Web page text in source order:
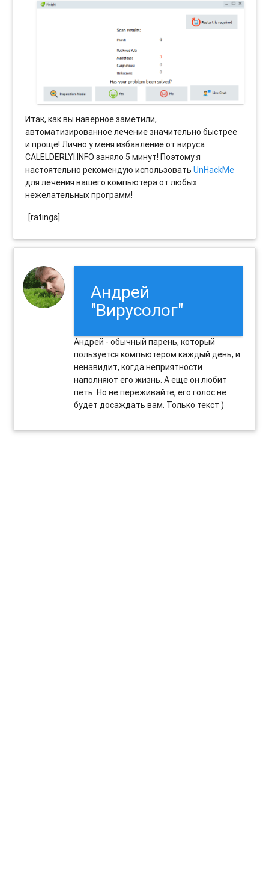
Итак, как вы наверное заметили,
автоматизированное лечение значительно быстрее
и проще! Лично у меня избавление от вируса
CALELDERLYI.INFO заняло 5 минут! Поэтому я
настоятельно рекомендую использоватьUnHackMe
для лечения вашего компьютера от любых
нежелательных программ!
[ratings]
Андрей
"Вирусолог"
Андрей - обычный парень, который
пользуется компьютером каждый день, и
ненавидит, когда неприятности
наполняют его жизнь. А еще он любит
петь. Но не переживайте, его голос не
будет досаждать вам. Только текст )